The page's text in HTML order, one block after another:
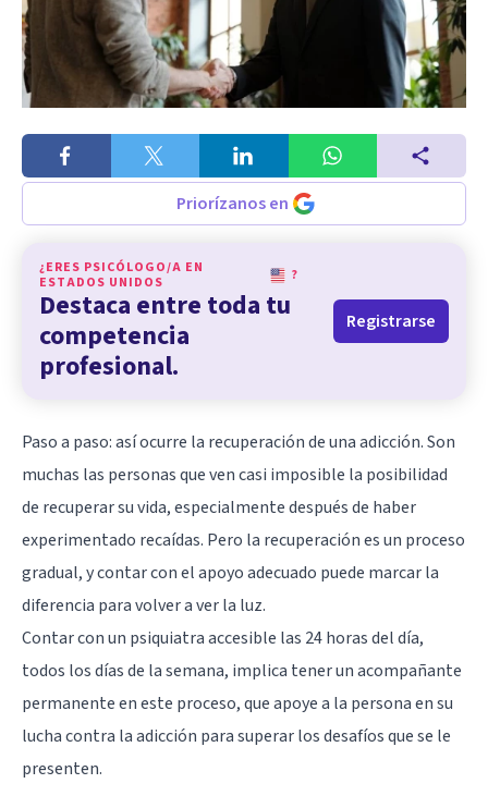
Priorízanos en
¿ERES PSICÓLOGO/A EN
ESTADOS UNIDOS
?
Destaca entre toda tu
competencia
profesional.
Registrarse
Paso a paso: así ocurre la recuperación de una adicción. Son
muchas las personas que ven casi imposible la posibilidad
de recuperar su vida, especialmente después de haber
experimentado recaídas. Pero la recuperación es un proceso
gradual, y contar con el apoyo adecuado puede marcar la
diferencia para volver a ver la luz.
Contar con un psiquiatra accesible las 24 horas del día,
todos los días de la semana, implica tener un acompañante
permanente en este proceso, que apoye a la persona en su
lucha contra la adicción para superar los desafíos que se le
presenten.